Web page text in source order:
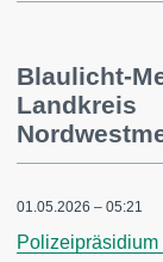
Blaulicht-
Landkreis
01.05.2026 – 05:21
Polizeipräsidium